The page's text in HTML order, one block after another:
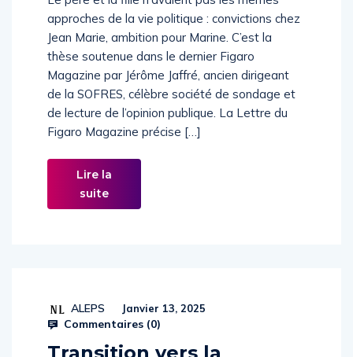
Le père et la fille n’avaient pas les mêmes
approches de la vie politique : convictions chez
Jean Marie, ambition pour Marine. C’est la
thèse soutenue dans le dernier Figaro
Magazine par Jérôme Jaffré, ancien dirigeant
de la SOFRES, célèbre société de sondage et
de lecture de l’opinion publique. La Lettre du
Lire la
suite
ALEPS Janvier 13, 2025